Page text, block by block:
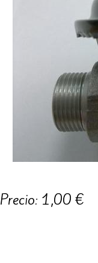
Precio: 1,00 €